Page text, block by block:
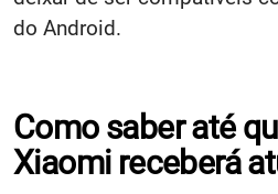
do Android.
Como saber até
Xiaomi receberá